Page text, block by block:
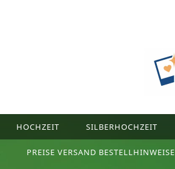
HOCHZEIT SILBERHOCHZEIT
PREISE VERSAND BESTELLHINWEISE